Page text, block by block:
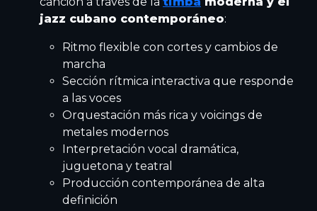
jazz cubano contemporáneo:
Ritmo flexible con cortes y cambios de
marcha
Sección rítmica interactiva que responde
a las voces
Orquestación más rica y voicings de
metales modernos
Interpretación vocal dramática,
juguetona y teatral
Producción contemporánea de alta
definición